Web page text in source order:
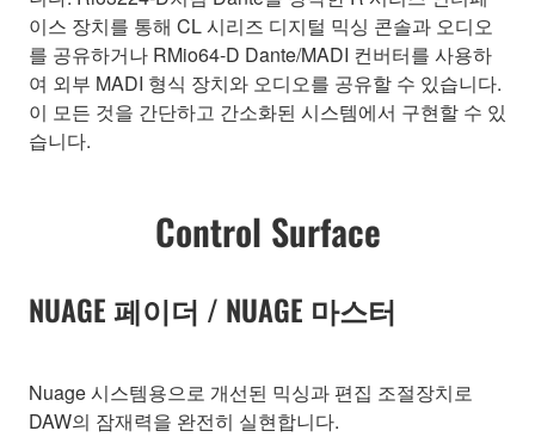
이스 장치를 통해 CL 시리즈 디지털 믹싱 콘솔과 오디오
를 공유하거나 RMio64-D Dante/MADI 컨버터를 사용하
여 외부 MADI 형식 장치와 오디오를 공유할 수 있습니다.
이 모든 것을 간단하고 간소화된 시스템에서 구현할 수 있
습니다.
Control Surface
NUAGE 페이더 / NUAGE 마스터
Nuage 시스템용으로 개선된 믹싱과 편집 조절장치로
DAW의 잠재력을 완전히 실현합니다.